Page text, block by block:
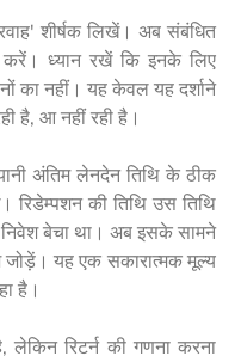
शीर्षक लिखें। अब संबंधित
ध्यान रखें कि इनके लिए
का नहीं। यह केवल यह दर्शाने
है, आ नहीं रही है।
अंतिम लेनदेन तिथि के ठीक
रिडेम्पशन की तिथि उस तिथि
बेचा था। अब इसके सामने
जोड़ें। यह एक सकारात्मक मूल्य
है।
रिटर्न की गणना करना